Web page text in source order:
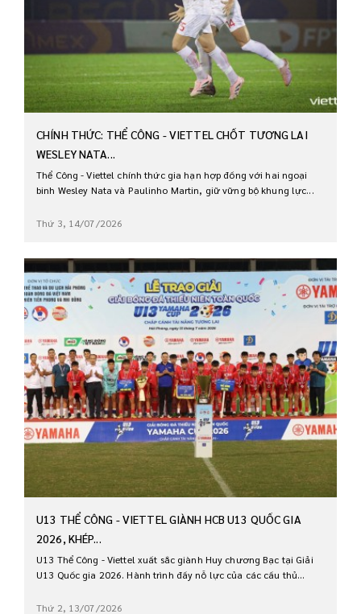
CHÍNH THỨC: THỂ CÔNG - VIETTEL CHỐT TƯƠNG LAI
WESLEY NATA...
Thể Công - Viettel chính thức gia hạn hợp đồng với hai ngoại
binh Wesley Nata và Paulinho Martin, giữ vững bộ khung lực...
Thứ 3, 14/07/2026
U13 THỂ CÔNG - VIETTEL GIÀNH HCB U13 QUỐC GIA
2026, KHÉP...
U13 Thể Công - Viettel xuất sắc giành Huy chương Bạc tại Giải
U13 Quốc gia 2026. Hành trình đầy nỗ lực của các cầu thủ...
Thứ 2, 13/07/2026